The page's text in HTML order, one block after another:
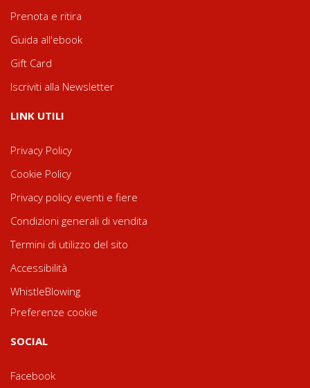
Prenota e ritira
Guida all'ebook
Gift Card
Iscriviti alla Newsletter
LINK UTILI
Privacy Policy
Cookie Policy
Privacy policy eventi e fiere
Condizioni generali di vendita
Termini di utilizzo del sito
Accessibilità
WhistleBlowing
Preferenze cookie
SOCIAL
Facebook